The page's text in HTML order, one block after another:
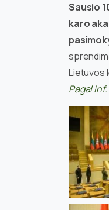
Sausio
karo
Lietuvos
Pagal